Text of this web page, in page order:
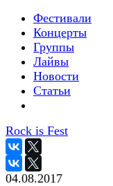
Фестивали
Концерты
Группы
Лайвы
Новости
Статьи
Rock is Fest
04.08.2017